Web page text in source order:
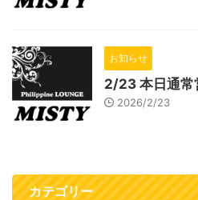
お知らせ
2/23 本日通常
2026/2/23
カテゴリー